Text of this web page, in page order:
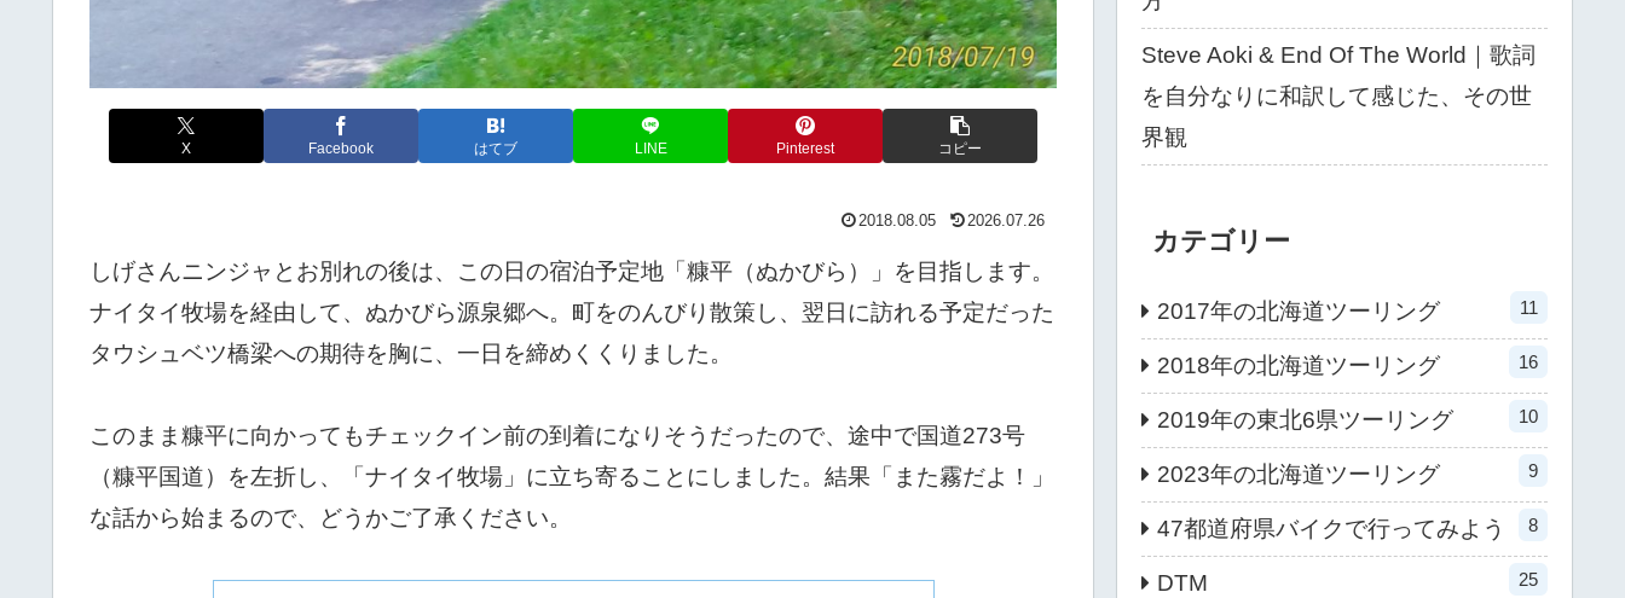
X Facebook はてブ LINE Pinterest コピー
2018.08.05 2026.07.26
しげさんニンジャとお別れの後は、この日の宿泊予定地「糠平（ぬかびら）」を目指します。
ナイタイ牧場を経由して、ぬかびら源泉郷へ。町をのんびり散策し、翌日に訪れる予定だった
タウシュベツ橋梁への期待を胸に、一日を締めくくりました。
このまま糠平に向かってもチェックイン前の到着になりそうだったので、途中で国道273号
（糠平国道）を左折し、「ナイタイ牧場」に立ち寄ることにしました。結果「また霧だよ！」
な話から始まるので、どうかご了承ください。
Steve Aoki & End Of The World｜歌詞
を自分なりに和訳して感じた、その世
界観
カテゴリー
2017年の北海道ツーリング 11
2018年の北海道ツーリング 16
2019年の東北6県ツーリング 10
2023年の北海道ツーリング 9
47都道府県バイクで行ってみよう 8
DTM 25